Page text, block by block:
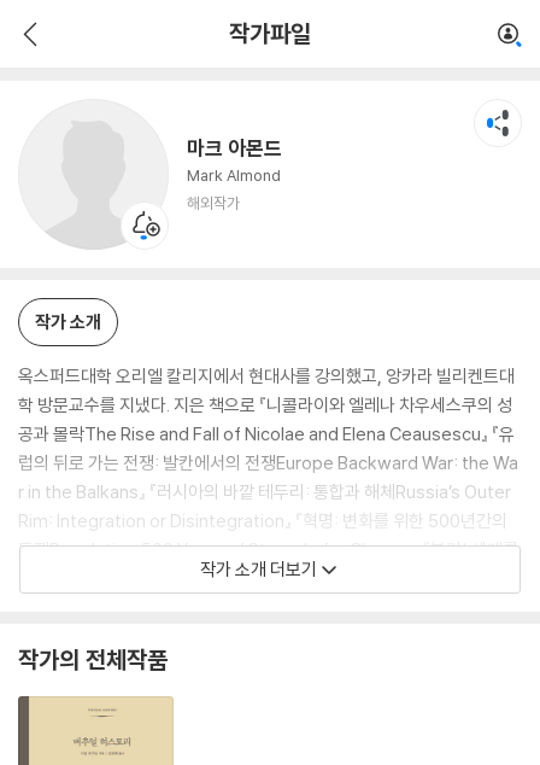
작가파일
마크 아몬드
Mark Almond
해외작가
작가 소개
옥스퍼드대학 오리엘 칼리지에서 현대사를 강의했고, 앙카라 빌리켄트대
학 방문교수를 지냈다. 지은 책으로 『니콜라이와 엘레나 차우세스쿠의 성
공과 몰락The Rise and Fall of Nicolae and Elena Ceausescu』 『유
럽의 뒤로 가는 전쟁: 발칸에서의 전쟁Europe Backward War: the Wa
r in the Balkans』 『러시아의 바깥 테두리: 통합과 해체Russia’s Outer
Rim: Integration or Disintegration』 『혁명: 변화를 위한 500년간의
투쟁Revolution:500 Years of Struggle for Change』 『봉기! 세계를
형성해온 이데올로기적 변동과 정치적 소요Uprising! Ideological Shift
작가 소개 더보기
작가의 전체작품